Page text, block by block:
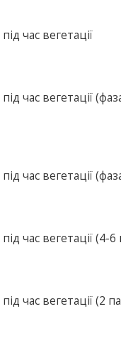
час вегетації
час вегетації
час вегетації
час вегетації (4-6
час вегетації (2